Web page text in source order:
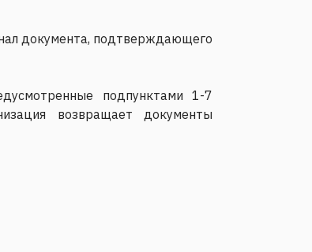
документа, подтверждающего
подпунктами 1-7
возвращает документы